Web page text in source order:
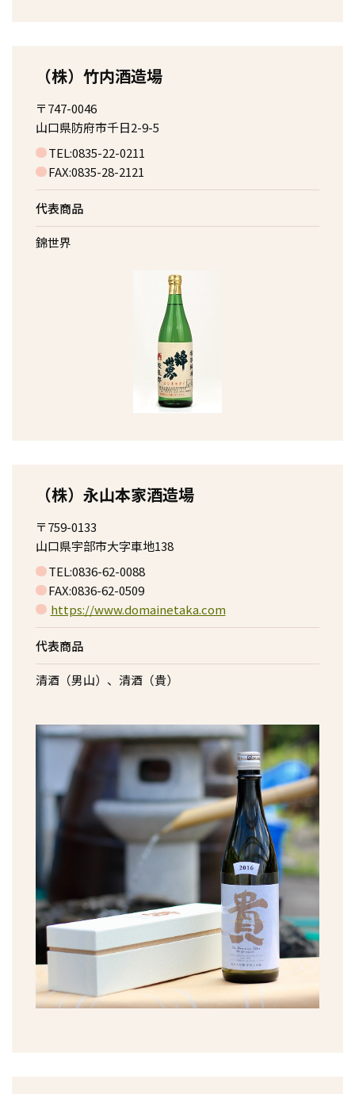
（株）竹内酒造場
〒747-0046
山口県防府市千日2-9-5
TEL:0835-22-0211
FAX:0835-28-2121
代表商品
錦世界
（株）永山本家酒造場
〒759-0133
山口県宇部市大字車地138
TEL:0836-62-0088
FAX:0836-62-0509
https://www.domainetaka.com
代表商品
清酒（男山）、清酒（貴）